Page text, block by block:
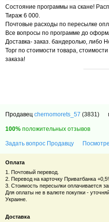
Состояние программы на скане!
Тираж 6 000.
Почтовые расходы по пересылке
Все вопросы по программе до
Доставка- заказ. бандеролью, либо
Торг по стоимости товара,
заказа!
Продавецchernomorets_57 (3831)
100% положительных отзывов
Задать вопрос Продавцу
Оплата
1. Почтовый перевод.
2. Перевод на карточку Приватбанка
3. Стоимость пересылки оплачивается
Для оплаты не в валюте покупки -
Украине.
Доставка